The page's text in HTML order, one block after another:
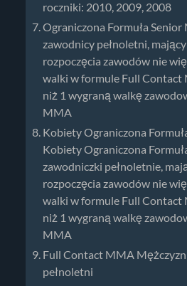
roczniki: 2010, 2009, 2008
Ograniczona Formuła
zawodnicy pełnoletni,
rozpoczęcia zawodów nie
walki w formule Full Contact
niż 1 wygraną walkę
MMA
Kobiety Ograniczona
Kobiety Ograniczona
zawodniczki pełnoletnie,
rozpoczęcia zawodów nie
walki w formule Full Contact
niż 1 wygraną walkę
MMA
Full Contact MMA
pełnoletni